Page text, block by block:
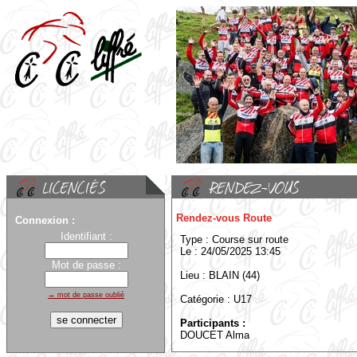
Connexion :
Identifiant :
Mot de passe :
→ mot de passe oublié
Rendez-vous Route
Type : Course sur route
Le : 24/05/2025 13:45
Lieu : BLAIN (44)
Catégorie : U17
Participants :
DOUCET Alma